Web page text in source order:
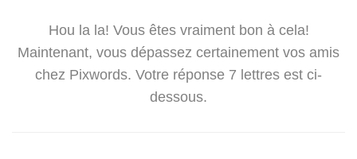
Hou la la! Vous êtes vraiment bon à cela!
Maintenant, vous dépassez certainement vos amis
chez Pixwords. Votre réponse 7 lettres est ci-
dessous.